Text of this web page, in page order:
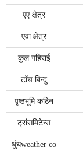
एए क्षेत्र
एवा क्षेत्र
कुल गहिराई
टॉच बिन्दु
पृष्ठभूमि कठिन
ट्रांसमिटेन्स
धुंधweather co